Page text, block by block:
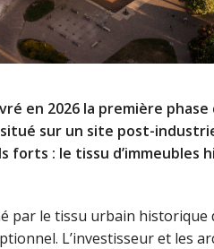
en 2026 la première
sur un site post-
: le tissu d’immeubles
par le tissu urbain historique
L’investisseur et les